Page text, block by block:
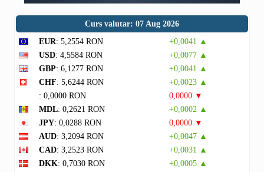
Curs valutar: 07 Aug 2026
EUR: 5,2554 RON
+0,0041 ▲
USD: 4,5584 RON
+0,0077 ▲
GBP: 6,1277 RON
+0,0041 ▲
CHF: 5,6244 RON
+0,0023 ▲
: 0,0000 RON
0,0000 ▼
MDL: 0,2621 RON
+0,0002 ▲
JPY: 0,0288 RON
0,0000 ▼
AUD: 3,2094 RON
+0,0047 ▲
CAD: 3,2523 RON
+0,0031 ▲
DKK: 0,7030 RON
+0,0005 ▲